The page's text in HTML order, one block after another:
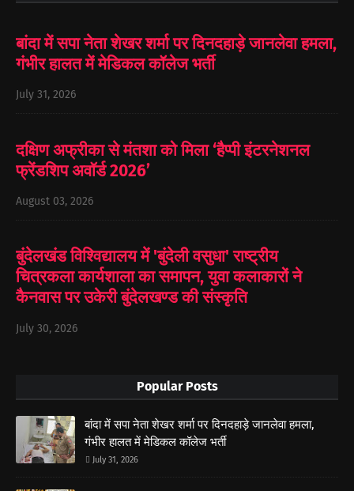
बांदा में सपा नेता शेखर शर्मा पर दिनदहाड़े जानलेवा हमला,
गंभीर हालत में मेडिकल कॉलेज भर्ती
July 31, 2026
दक्षिण अफ्रीका से मंतशा को मिला ‘हैप्पी इंटरनेशनल
फ्रेंडशिप अवॉर्ड 2026’
August 03, 2026
बुंदेलखंड विश्विद्यालय में 'बुंदेली वसुधा' राष्ट्रीय
चित्रकला कार्यशाला का समापन, युवा कलाकारों ने
कैनवास पर उकेरी बुंदेलखण्ड की संस्कृति
July 30, 2026
Popular Posts
बांदा में सपा नेता शेखर शर्मा पर दिनदहाड़े जानलेवा हमला,
गंभीर हालत में मेडिकल कॉलेज भर्ती
July 31, 2026